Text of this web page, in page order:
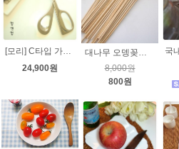
[모리] C타입 가위집게 샐러드집게 요리집게 부페집게 주방집게 - 고급 스테인레스
24,900원
대나무 오뎅꽂이, 오뎅꼬지 특대 41cm 50개 캠핑 마쉬멜로우
8,000원
800원